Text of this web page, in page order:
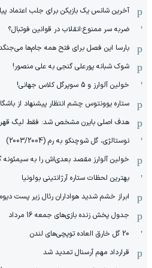
آخرین شانس یک بازیکن برای جلب اعتماد
ضربه سر ممنوع؛انقلاب در قوانین فوتبال؟
بارسا این فصل برای فتح همه جام‌ها
شوک شبانه پورعلی گنجی به علی منصور!
خولین آلوارز و 5 سوپرگل کلاس جهانی!
ستاره یوونتوس چشم انتظار پیشنهاد از
هدف اصلی بایرن مشخص شد: فقط لیگ
نوستالژی، گل شوچنکو به رم (2003/2004)
خولین آلوارز مقصد بعدی‌اش را به
بهترین لحظات ستاره آرژانتینی بولونیا
ابراز خشم شدید هواداران رئال زیر پست
جدول پخش زنده بازی‌های جمعه 16 مرداد
20 گل خارق العاده توپچی‌های لندن
قرارداد مهم آرسنال تمدید شد